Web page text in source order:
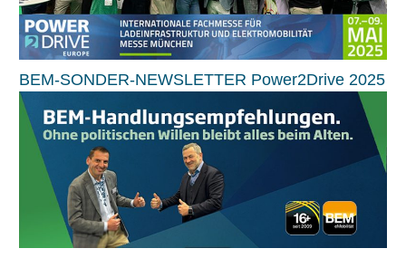
BEM-SONDER-NEWSLETTER Power2Drive 2025